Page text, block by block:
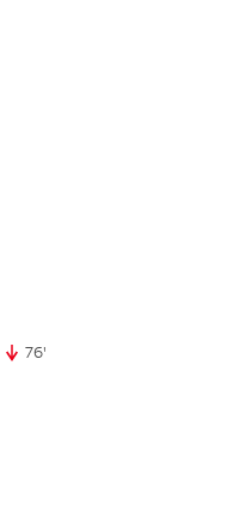
35. minute
76'